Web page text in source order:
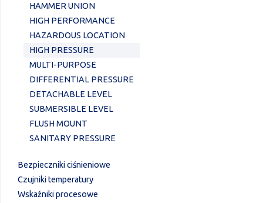
HAMMER UNION
HIGH PERFORMANCE
HAZARDOUS LOCATION
HIGH PRESSURE
MULTI-PURPOSE
DIFFERENTIAL PRESSURE
DETACHABLE LEVEL
SUBMERSIBLE LEVEL
FLUSH MOUNT
SANITARY PRESSURE
Bezpieczniki ciśnieniowe
Czujniki temperatury
Wskaźniki procesowe